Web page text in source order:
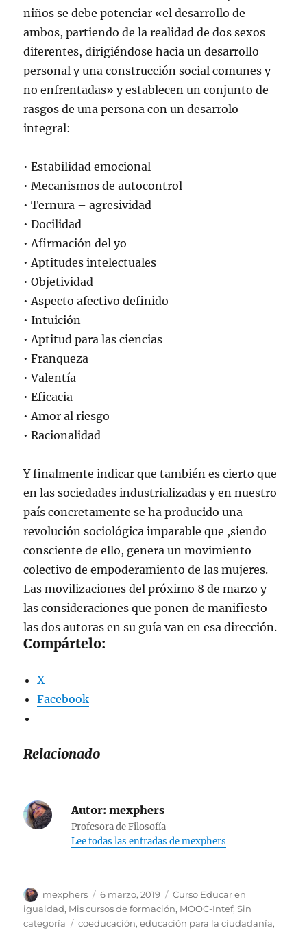
niños se debe potenciar «el desarrollo de
ambos, partiendo de la realidad de dos sexos
diferentes, dirigiéndose hacia un desarrollo
personal y una construcción social comunes y
no enfrentadas» y establecen un conjunto de
rasgos de una persona con un desarrolo
integral:
• Estabilidad emocional
• Mecanismos de autocontrol
• Ternura – agresividad
• Docilidad
• Afirmación del yo
• Aptitudes intelectuales
• Objetividad
• Aspecto afectivo definido
• Intuición
• Aptitud para las ciencias
• Franqueza
• Valentía
• Eficacia
• Amor al riesgo
• Racionalidad
Y finalmente indicar que también es cierto que
en las sociedades industrializadas y en nuestro
país concretamente se ha producido una
revolución sociológica imparable que ,siendo
consciente de ello, genera un movimiento
colectivo de empoderamiento de las mujeres.
Las movilizaciones del próximo 8 de marzo y
las consideraciones que ponen de manifiesto
las dos autoras en su guía van en esa dirección.
Compártelo:
X
Facebook
Relacionado
Autor: mexphers
Profesora de Filosofía
Lee todas las entradas de mexphers
Autor
mexphers
Publicado
el
6 marzo, 2019 Categorías
Curso Educar en
igualdad, Mis cursos de formación, MOOC-Intef,Sin
categoría
Etiquetas
coeducación,educación para la ciudadanía,